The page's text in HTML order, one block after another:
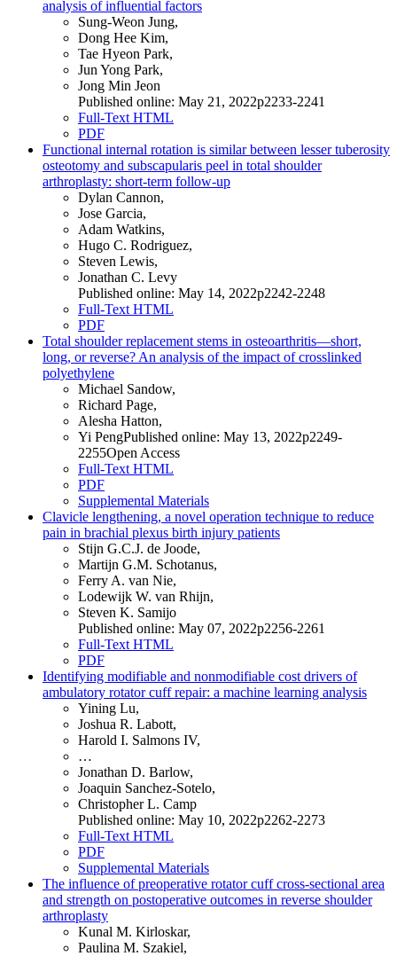
analysis of influential factors
Sung-Weon Jung,
Dong Hee Kim,
Tae Hyeon Park,
Jun Yong Park,
Jong Min Jeon
Published online: May 21, 2022p2233-2241
Full-Text HTML
PDF
Functional internal rotation is similar between lesser tuberosity
osteotomy and subscapularis peel in total shoulder
arthroplasty: short-term follow-up
Dylan Cannon,
Jose Garcia,
Adam Watkins,
Hugo C. Rodriguez,
Steven Lewis,
Jonathan C. Levy
Published online: May 14, 2022p2242-2248
Full-Text HTML
PDF
Total shoulder replacement stems in osteoarthritis—short,
long, or reverse? An analysis of the impact of crosslinked
polyethylene
Michael Sandow,
Richard Page,
Alesha Hatton,
Yi PengPublished online: May 13, 2022p2249-
2255Open Access
Full-Text HTML
PDF
Supplemental Materials
Clavicle lengthening, a novel operation technique to reduce
pain in brachial plexus birth injury patients
Stijn G.C.J. de Joode,
Martijn G.M. Schotanus,
Ferry A. van Nie,
Lodewijk W. van Rhijn,
Steven K. Samijo
Published online: May 07, 2022p2256-2261
Full-Text HTML
PDF
Identifying modifiable and nonmodifiable cost drivers of
ambulatory rotator cuff repair: a machine learning analysis
Yining Lu,
Joshua R. Labott,
Harold I. Salmons IV,
…
Jonathan D. Barlow,
Joaquin Sanchez-Sotelo,
Christopher L. Camp
Published online: May 10, 2022p2262-2273
Full-Text HTML
PDF
Supplemental Materials
The influence of preoperative rotator cuff cross-sectional area
and strength on postoperative outcomes in reverse shoulder
arthroplasty
Kunal M. Kirloskar,
Paulina M. Szakiel,